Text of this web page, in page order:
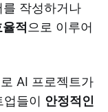
작성하거나
적 으로 이루어
AI 프로젝트가
들이 안정적인